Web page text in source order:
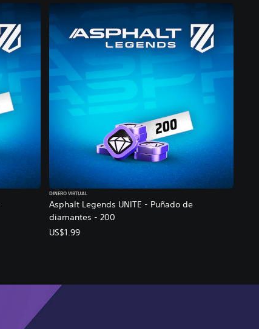
Asphalt Legends UNITE - Puñado de
diamantes - 200
DINERO VIRTUAL
US$1.99